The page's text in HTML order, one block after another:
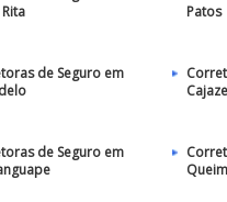
Patos‎
de Seguro em
de Seguro em